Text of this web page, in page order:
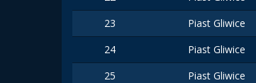
23 Piast Gliwice
24 Piast Gliwice
25
Piast Gliwice